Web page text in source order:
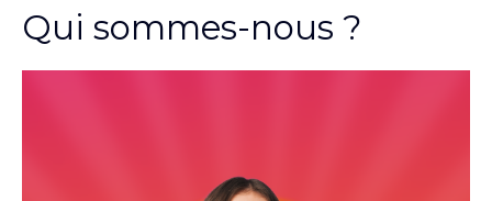
Qui sommes-nous ?